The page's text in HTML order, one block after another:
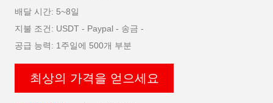
배달 시간: 5~8일
지불 조건: USDT - Paypal - 송금 -
공급 능력: 1주일에 500개 부분
최상의 가격을 얻으세요